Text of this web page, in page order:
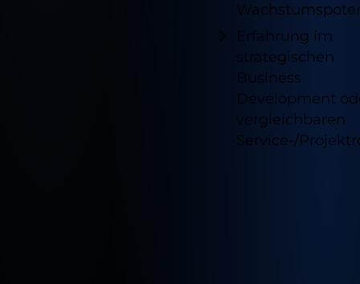
Erfahrung im
strategischen
Business
Development
vergleichbaren
Service-/
Diese sind für die grundlegenden
Funktionen der Website erforderlich und
helfen dabei, unsere Website nutzbar zu
machen sowie den Zugang zu sicheren